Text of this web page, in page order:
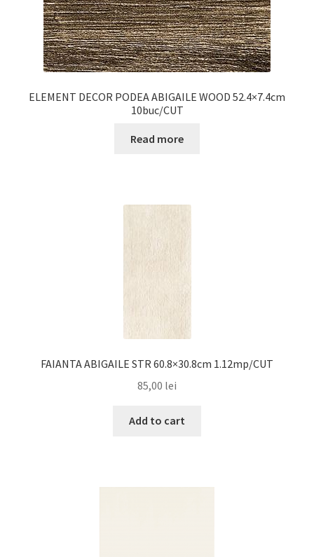
ELEMENT DECOR PODEA ABIGAILE WOOD 52.4×7.4cm
10buc/CUT
Read more
FAIANTA ABIGAILE STR 60.8×30.8cm 1.12mp/CUT
85,00 lei
Add to cart